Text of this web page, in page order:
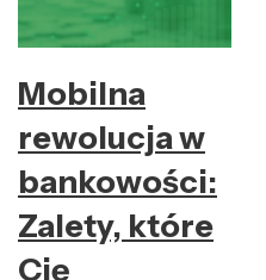
Mobilna
rewolucja w
bankowości:
Zalety, które
Cię